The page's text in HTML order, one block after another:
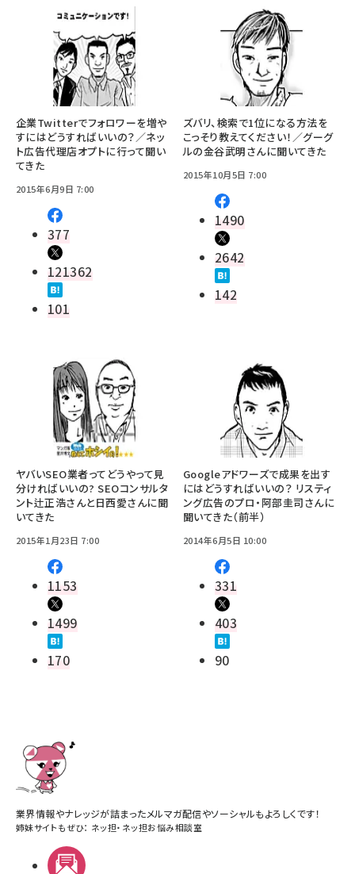
企業Twitterでフォロワーを増や
すにはどうすればいいの？／ネッ
ト広告代理店オプトに行って聞い
てきた
2015年6月9日 7:00
377
121362
101
ズバリ、検索で1位になる方法を
こっそり教えてください！／グーグ
ルの金谷武明さんに聞いてきた
2015年10月5日 7:00
1490
2642
142
ヤバいSEO業者ってどうやって見
分ければいいの? SEOコンサルタ
ント辻正浩さんと日西愛さんに聞
いてきた
2015年1月23日 7:00
1153
1499
170
Googleアドワーズで成果を出す
にはどうすればいいの？ リスティ
ング広告のプロ・阿部圭司さんに
聞いてきた（前半）
2014年6月5日 10:00
331
403
90
業界情報やナレッジが詰まったメルマガ配信やソーシャルもよろしくです！
姉妹サイトもぜひ： ネッ担・ ネッ担お悩み相談室